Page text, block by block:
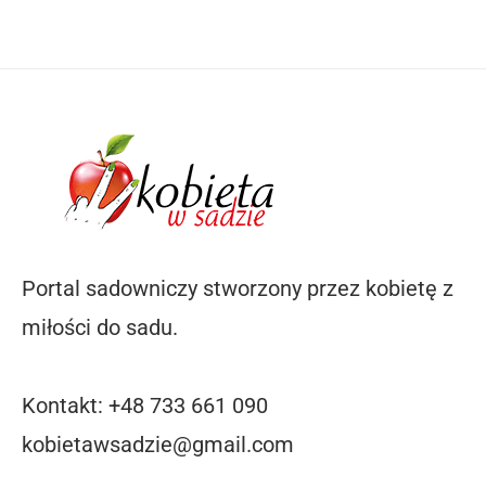
Portal sadowniczy stworzony przez kobietę z
miłości do sadu.
Kontakt: +48 733 661 090
kobietawsadzie@gmail.com